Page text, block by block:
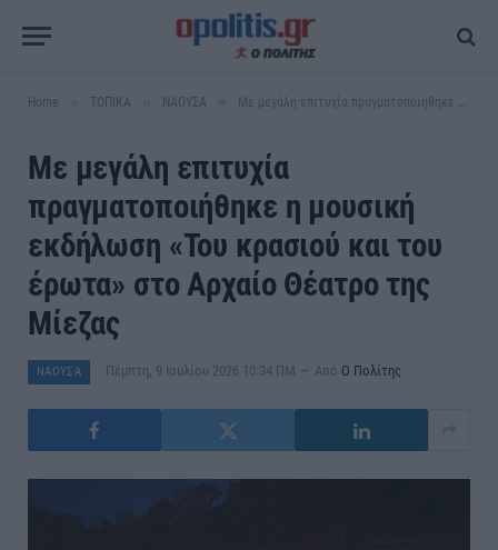
Home ΤΟΠΙΚΑ ΝΑΟΥΣΑ Με μεγάλη επιτυχία πραγματοποιήθηκε η μουσική εκδήλωση «Του κρασιού και του έρωτα» στο Αρχαίο Θέατρο της Μίεζας
Με μεγάλη επιτυχία
πραγματοποιήθηκε η μουσική
εκδήλωση «Του κρασιού και του
έρωτα» στο Αρχαίο Θέατρο της
Μίεζας
ΝΑΟΥΣΑ Πέμπτη, 9 Ιουλίου 2026 10:34 ΠΜ Από Ο Πολίτης